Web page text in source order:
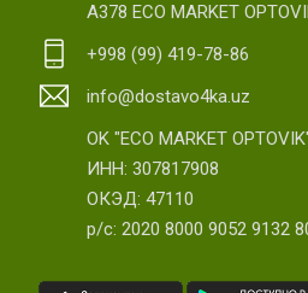
А378 ECO MARKET
+998 (99) 419-78-86
info@dostavo4ka.uz
OK "ECO MARKET
ИНН: 307817908
ОКЭД: 47110
р/с: 2020 8000 9052 9132